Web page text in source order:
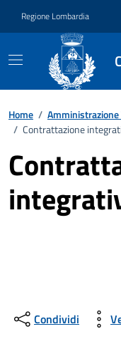
Regione Lombardia
Home /
/ Contrattazione
Condividi